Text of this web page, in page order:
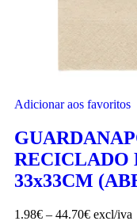
Adicionar aos favoritos
RECICLADO
33x33CM
1.98€ – 44.70€ excl/iva